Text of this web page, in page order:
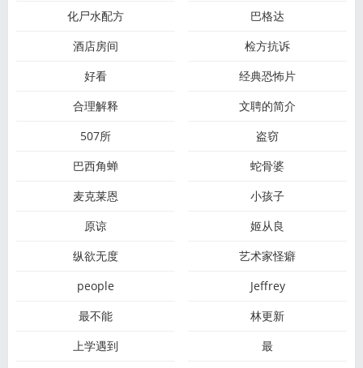
化尸水配方
巴格达
酒店房间
检方抗诉
好看
经典恐怖片
合理解释
文聘的简介
507所
盗窃
巴西角蝉
蛇骨婆
麦克莱恩
小孩子
原谅
姬从良
纵欲无度
艺术家怪癖
people
Jeffrey
最不能
林更新
上学遇到
最